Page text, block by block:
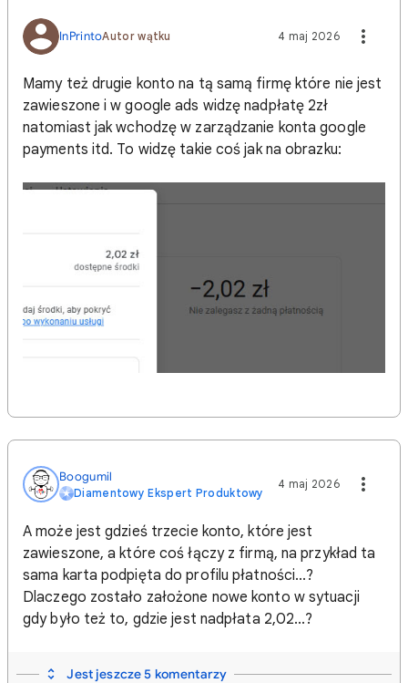
InPrintoAutor wątku 4 maj 2026
Mamy też drugie konto na tą samą firmę które nie jest
zawieszone i w google ads widzę nadpłatę 2zł
natomiast jak wchodzę w zarządzanie konta google
payments itd. To widzę takie coś jak na obrazku:
Boogumil
Diamentowy Ekspert Produktowy
4 maj 2026
A może jest gdzieś trzecie konto, które jest
zawieszone, a które coś łączy z firmą, na przykład ta
sama karta podpięta do profilu płatności...?
Dlaczego zostało założone nowe konto w sytuacji
gdy było też to, gdzie jest nadpłata 2,02...?
Jest jeszcze 5 komentarzy